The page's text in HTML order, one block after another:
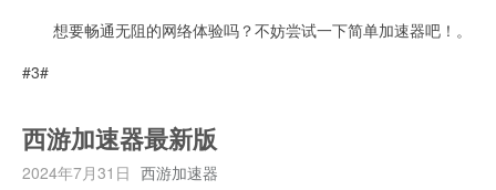
想要畅通无阻的网络体验吗？不妨尝试一下简单加速器吧！。
#3#
西游加速器最新版
2024年7月31日 西游加速器